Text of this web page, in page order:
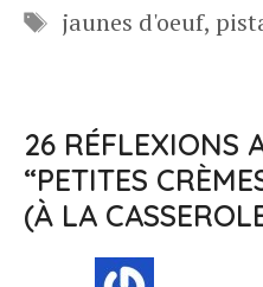
Étiquettes
jaunes d'oeuf,
26 RÉFLEXIONS
“PETITES
(À LA